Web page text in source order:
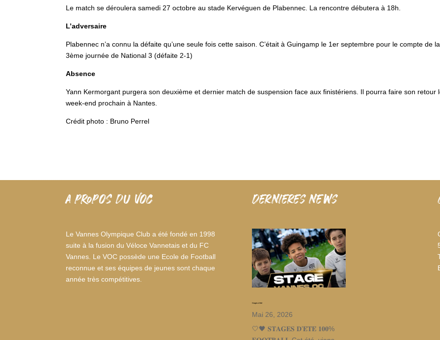
Le match se déroulera samedi 27 octobre au stade Kervéguen de Plabennec. La rencontre débutera à 18h.
L’adversaire
Plabennec n’a connu la défaite qu’une seule fois cette saison. C’était à Guingamp le 1er septembre pour le compte de la
3ème journée de National 3 (défaite 2-1)
Absence
Yann Kermorgant purgera son deuxième et dernier match de suspension face aux finistériens. Il pourra faire son retour
week-end prochain à Nantes.
Crédit photo : Bruno Perrel
A PROPOS DU VOC
Le Vannes Olympique Club a été fondé en 1998
suite à la fusion du Véloce Vannetais et du FC
Vannes. Le VOC possède une Ecole de Football
reconnue et ses équipes de jeunes sont chaque
année très compétitives.
dernieres news
Stages d’été
Mai 26, 2026
🤍🖤 𝐒𝐓𝐀𝐆𝐄𝐒 𝐃’𝐄́𝐓𝐄́ 𝟏𝟎𝟎%